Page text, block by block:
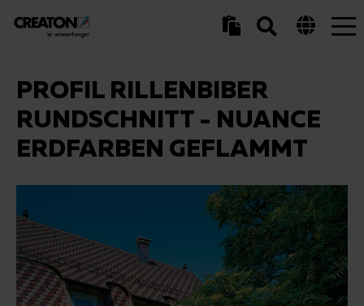
PROFIL RILLENBIBER
RUNDSCHNITT - NUANCE
ERDFARBEN GEFLAMMT